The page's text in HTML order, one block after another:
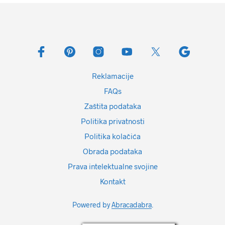
Reklamacije
FAQs
Zaštita podataka
Politika privatnosti
Politika kolačića
Obrada podataka
Prava intelektualne svojine
Kontakt
Powered byAbracadabra.